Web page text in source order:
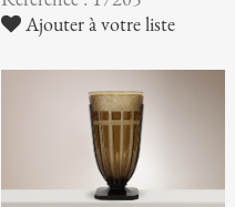
Ajouter à votre liste